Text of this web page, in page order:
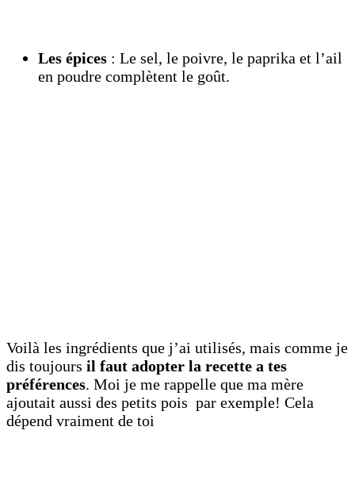
Les épices : Le sel, le poivre, le paprika et l’ail
en poudre complètent le goût.
Voilà les ingrédients que j’ai utilisés, mais comme je
dis toujours il faut adopter la recette a tes
préférences. Moi je me rappelle que ma mère
ajoutait aussi des petits pois par exemple! Cela
dépend vraiment de toi